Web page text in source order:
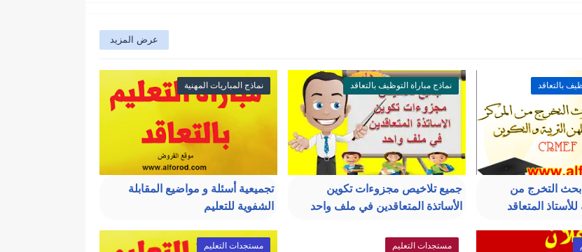
عرض المزيد
بالتعاقد
بحث التخرج من
للأستاذ المتعاقد
نماذج مباراة التوظيف بالتعاقد
جميع تلاخيص مجزوءات تكوين
الأساتذة المتعاقدين في ملف واحد
نماذج المباريات المهنية
تجميعية أسئلة و مواضيع المقابلة
الشفوية للتعليم
مستجدات التعليم مستجدات التعليم